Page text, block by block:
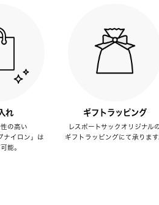
れ
の高い
ナイロン」は
能。
ギフトラッピング
レスポートサックオリジナル
ギフトラッピングにて承ります